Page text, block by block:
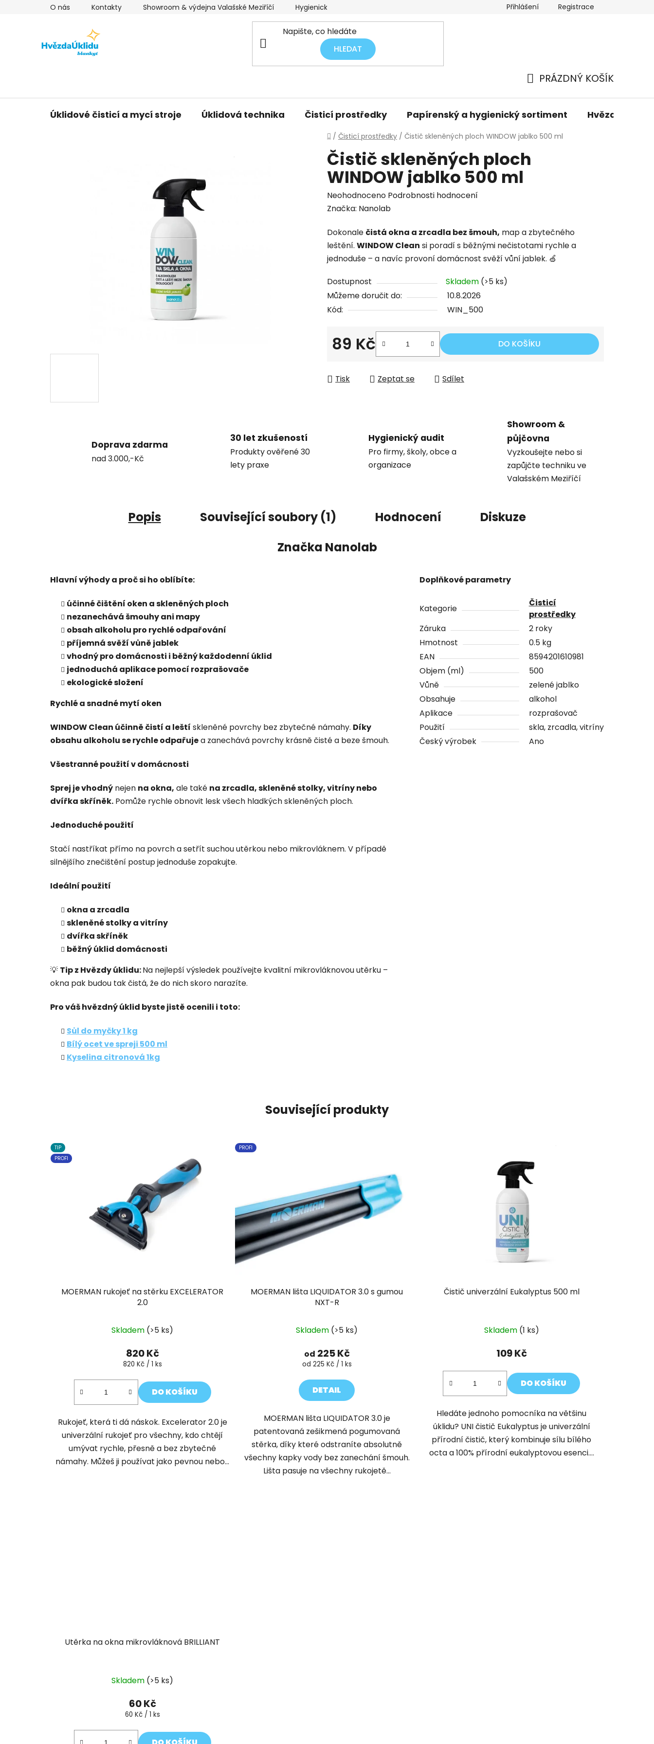
O nás Kontakty Showroom & výdejna Valašské Meziříčí Hygienický audit úklidu Podmínky ochrany osobních údajů
Přihlášení Registrace
HLEDAT
NÁKUPNÍ
PRÁZDNÝ KOŠÍK
Úklidové čisticí a mycí stroje Úklidová technika Čisticí prostředky Papírenský a hygienický sortiment Hvězdné
Domů
/ Čisticí prostředky / Čistič skleněných ploch WINDOW jablko 500 ml
Čistič skleněných ploch
WINDOW jablko 500 ml
Průměrné
hodnocení
je
0,0
z
hvězdiček.
Neohodnoceno Podrobnosti hodnocení
Značka: Nanolab
Dokonale čistá okna a zrcadla bez šmouh, map a zbytečného
leštění. WINDOW Clean si poradí s běžnými nečistotami rychle a
jednoduše – a navíc provoní domácnost svěží vůní jablek. 🍏
Dostupnost Skladem (>5 ks)
Můžeme doručit do:
10.8.2026
Kód:
WIN_500
89 Kč
Měrná cena:
DO KOŠÍKU
Tisk Zeptat se Sdílet
Doprava zdarma
nad 3.000,-Kč
30 let zkušeností
Produkty ověřené 30
lety praxe
Hygienický audit
Pro firmy, školy, obce a
organizace
Showroom &
půjčovna
Vyzkoušejte nebo si
zapůjčte techniku ve
Valašském Meziříčí
Popis Související soubory (1) Hodnocení
Diskuze
Značka Nanolab
Hlavní výhody a proč si ho oblíbíte:
účinné čištění oken a skleněných ploch
nezanechává šmouhy ani mapy
obsah alkoholu pro rychlé odpařování
příjemná svěží vůně jablek
vhodný pro domácnosti i běžný každodenní úklid
jednoduchá aplikace pomocí rozprašovače
ekologické složení
Rychlé a snadné mytí oken
WINDOW Clean účinně čistí a leští skleněné povrchy bez zbytečné námahy. Díky
obsahu alkoholu se rychle odpařujea zanechává povrchy krásně čisté a beze šmouh.
Všestranné použití v domácnosti
Sprej je vhodný nejen na okna, ale také na zrcadla, skleněné stolky, vitríny nebo
dvířka skříněk. Pomůže rychle obnovit lesk všech hladkých skleněných ploch.
Jednoduché použití
Stačí nastříkat přímo na povrch a setřít suchou utěrkou nebo mikrovláknem. V případě
silnějšího znečištění postup jednoduše zopakujte.
Ideální použití
okna a zrcadla
skleněné stolky a vitríny
dvířka skříněk
běžný úklid domácnosti
💡 Tip z Hvězdy úklidu:Na nejlepší výsledek používejte kvalitní mikrovláknovou utěrku –
okna pak budou tak čistá, že do nich skoro narazíte.
Pro váš hvězdný úklid byste jistě ocenili i toto:
Sůl do myčky 1 kg
Bílý ocet ve spreji 500 ml
Kyselina citronová 1kg
Doplňkové parametry
Kategorie
Čisticí
prostředky
Záruka
2 roky
Hmotnost
0.5 kg
EAN
8594201610981
Objem (ml)
500
Vůně
zelené jablko
Obsahuje
alkohol
Aplikace
rozprašovač
Použití
skla, zrcadla, vitríny
Český výrobek
Ano
Související produkty
TIP
PROFI
MOERMAN rukojeť na stěrku EXCELERATOR
2.0
hodnocení
produktu
je
z
5
Skladem (>5 ks)
820 Kč
Měrná
820 Kč / 1 ks
DO KOŠÍKU
Rukojeť, která ti dá náskok. Excelerator 2.0 je
univerzální rukojeť pro všechny, kdo chtějí
umývat rychle, přesně a bez zbytečné
námahy. Můžeš ji používat jako pevnou nebo...
PROFI
MOERMAN lišta LIQUIDATOR 3.0 s gumou
NXT-R
hodnocení
produktu
je
z
5
hvězdiček.
Skladem (>5 ks)
od 225 Kč
Měrná
od 225 Kč / 1 ks
DETAIL
MOERMAN lišta LIQUIDATOR 3.0 je
patentovaná zešikmená pogumovaná
stěrka, díky které odstraníte absolutně
všechny kapky vody bez zanechání šmouh.
Lišta pasuje na všechny rukojetě...
Čistič univerzální Eukalyptus 500 ml
Skladem (1 ks)
109 Kč
DO KOŠÍKU
Hledáte jednoho pomocníka na většinu
úklidu? UNI čistič Eukalyptus je univerzální
přírodní čistič, který kombinuje sílu bílého
octa a 100% přírodní eukalyptovou esenci....
Utěrka na okna mikrovláknová BRILLIANT
hodnocení
produktu
je
z
Skladem (>5 ks)
60 Kč
Měrná
60 Kč / 1 ks